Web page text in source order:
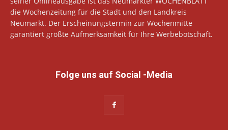
die Wochenzeitung für die Stadt und den Landkreis
Neumarkt. Der Erscheinungstermin zur Wochenmitte
garantiert größte Aufmerksamkeit für Ihre Werbebotschaft.
Folge uns auf Social -Media